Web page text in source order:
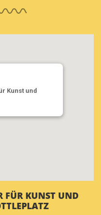
Kunst und
KUNST UND S